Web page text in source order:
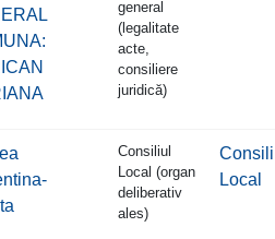
general
(legalitate
acte,
consiliere
juridică)
Consiliul
Local (organ
deliberativ
ales)
Local